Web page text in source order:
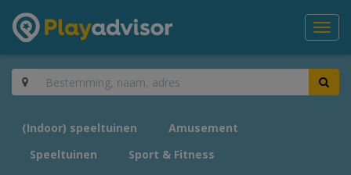
(Indoor) speeltuinen
Amusement
Speeltuinen
Sport & Fitness